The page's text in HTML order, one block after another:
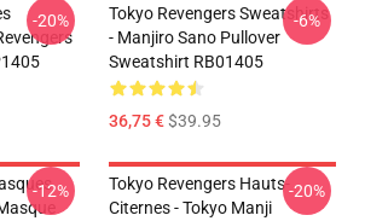
-20%
Tokyo Revengers Sweatshirts
- Manjiro Sano Pullover
Sweatshirt RB01405
36,75 €$39.95
-6%
-12%
Tokyo Revengers Hauts-
Citernes - Tokyo Manji
-20%